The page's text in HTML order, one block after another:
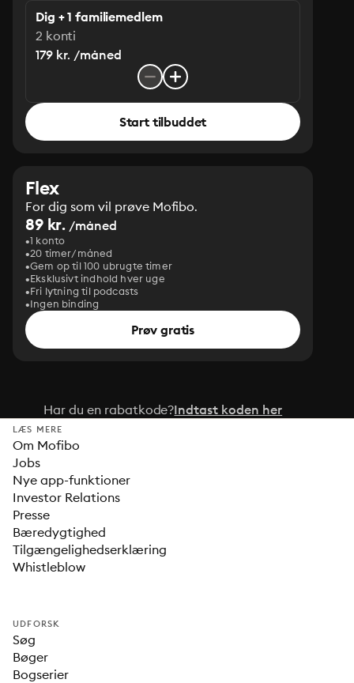
Dig + 1 familiemedlem
2 konti
179 kr. /måned
Start tilbuddet
Flex
For dig som vil prøve Mofibo.
89 kr. /måned
1 konto
20 timer/måned
Gem op til 100 ubrugte timer
Eksklusivt indhold hver uge
Fri lytning til podcasts
Ingen binding
Prøv gratis
Har du en rabatkode?Indtast koden her
LÆS MERE
Om Mofibo
Jobs
Nye app-funktioner
Investor Relations
Presse
Bæredygtighed
Tilgængelighedserklæring
Whistleblow
UDFORSK
Søg
Bøger
Bogserier